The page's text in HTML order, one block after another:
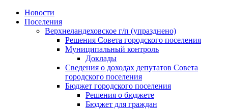
Skip
Новости
Поселения
Верхнеландеховское г/п (упразднено)
Решения Совета городского поселения
Муниципальный контроль
Доклады
Сведения о доходах депутатов Совета
городского поселения
Бюджет городского поселения
Решения о бюджете
Бюджет для граждан